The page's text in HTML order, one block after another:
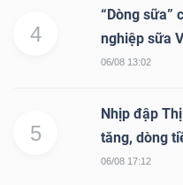
4
“Dòng sữa”
nghiệp sữa
06/08 13:02
5
Nhịp đập
tăng, dòng
06/08 17:12